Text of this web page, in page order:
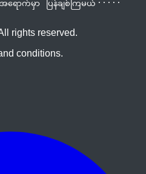
ောက်မှာ
ပြန်ချစ်ကြမယ်
rights reserved.
conditions.